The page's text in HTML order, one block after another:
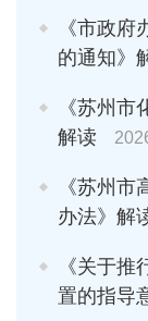
《市政
的通知》
《苏州市
解读
《苏州
办法》解
《关于
置的指导